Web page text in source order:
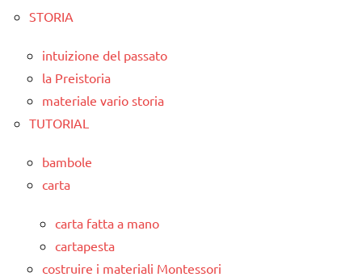
STORIA
intuizione del passato
la Preistoria
materiale vario storia
TUTORIAL
bambole
carta
carta fatta a mano
cartapesta
costruire i materiali Montessori